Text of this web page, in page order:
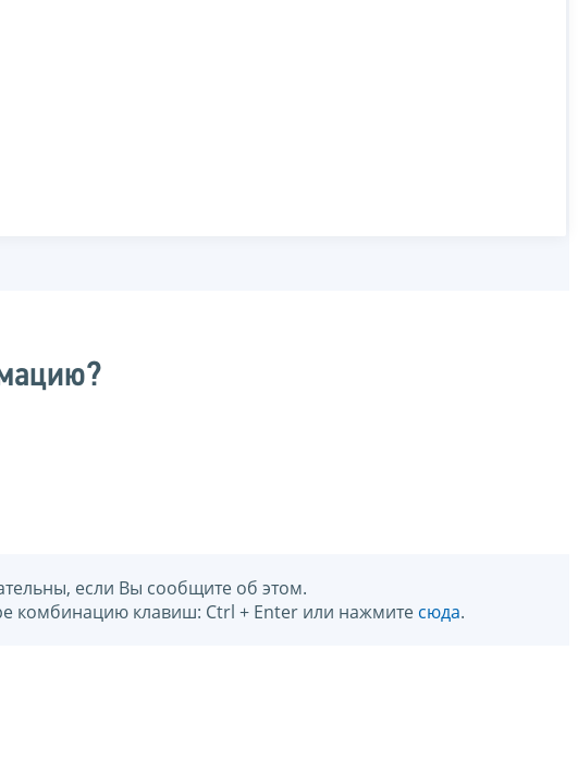
если Вы сообщите об этом.
комбинацию клавиш: Ctrl + Enter или нажмите сюда.